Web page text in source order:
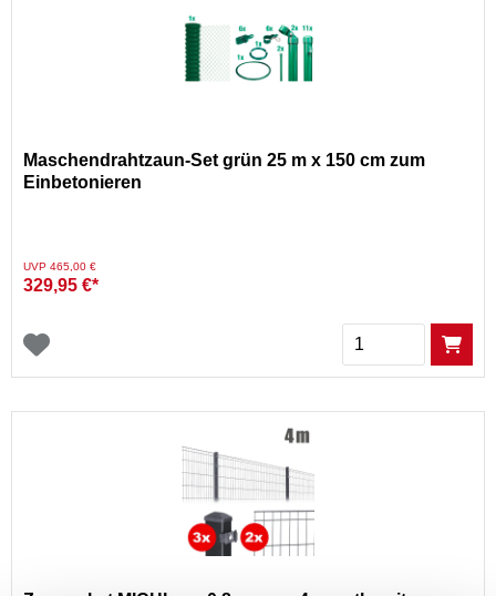
Maschendrahtzaun-Set grün 25 m x 150 cm zum
Einbetonieren
Preis reduziert von
UVP 465,00 €auf
329,95 €*
Menge